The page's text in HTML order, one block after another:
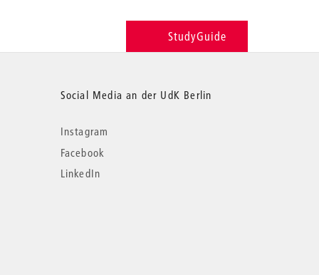
StudyGuide
Social Media an der UdK Berlin
Instagram
Facebook
LinkedIn